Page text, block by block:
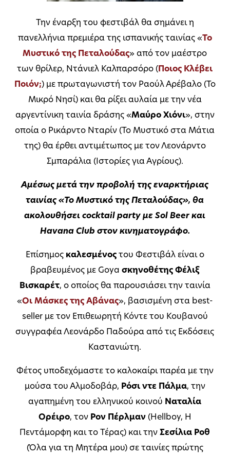
Την έναρξη του φεστιβάλ θα σημάνει η
πανελλήνια πρεμιέρα της ισπανικής ταινίας «Το
Μυστικό της Πεταλούδας» από τον μαέστρο
των θρίλερ, Ντάνιελ Καλπαρσόρο (Ποιος Κλέβει
Ποιόν;) με πρωταγωνιστή τον Ραούλ Αρέβαλο (Το
Μικρό Νησί) και θα ρίξει αυλαία με την νέα
αργεντίνικη ταινία δράσης «Μαύρο Χιόνι», στην
οποία ο Ρικάρντο Νταρίν (Το Μυστικό στα Μάτια
της) θα έρθει αντιμέτωπος με τον Λεονάρντο
Σμπαράλια (Ιστορίες για Αγρίους).
Αμέσως μετά την προβολή της εναρκτήριας
ταινίας «Το Μυστικό της Πεταλούδας», θα
ακολουθήσει cocktail party με Sol Beer και
Havana Club στον κινηματογράφο.
Επίσημος καλεσμένοςτου Φεστιβάλ είναι ο
βραβευμένος με Goya σκηνοθέτης Φέλιξ
Βισκαρέτ, ο οποίος θα παρουσιάσει την ταινία
«Οι Μάσκες της Αβάνας», βασισμένη στα best-
seller με τον Επιθεωρητή Κόντε του Κουβανού
συγγραφέα Λεονάρδο Παδούρα από τις Εκδόσεις
Καστανιώτη.
Φέτος υποδεχόμαστε το καλοκαίρι παρέα με την
μούσα του Αλμοδοβάρ, Ρόσι ντε Πάλμα, την
αγαπημένη του ελληνικού κοινού Ναταλία
Ορέιρο, τον Ρον Πέρλμαν(Hellboy, Η
Πεντάμορφη και το Τέρας) και τηνΣεσίλια Ροθ
(Όλα για τη Μητέρα μου) σε ταινίες πρώτης